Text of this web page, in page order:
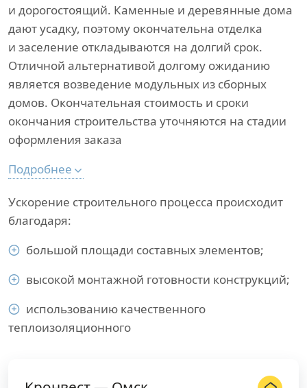
и дорогостоящий. Каменные и деревянные дома
дают усадку, поэтому окончательна отделка
и заселение откладываются на долгий срок.
Отличной альтернативой долгому ожиданию
является возведение модульных из сборных
домов. Окончательная стоимость и сроки
окончания строительства уточняются на стадии
оформления заказа
Подробнее
Ускорение строительного процесса происходит
благодаря:
большой площади составных элементов;
высокой монтажной готовности конструкций;
использованию качественного
теплоизоляционного